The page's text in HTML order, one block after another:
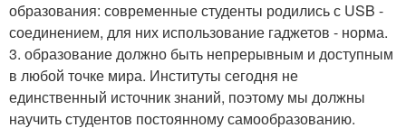
образования: современные студенты родились с USB -
соединением, для них использование гаджетов - норма.
3. образование должно быть непрерывным и доступным
в любой точке мира. Институты сегодня не
единственный источник знаний, поэтому мы должны
научить студентов постоянному самообразованию.